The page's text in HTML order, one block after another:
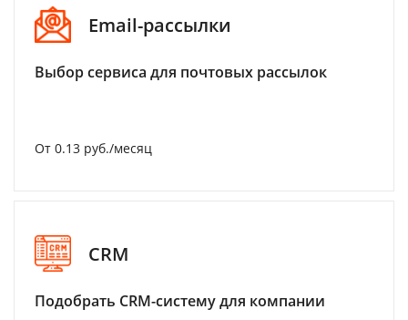
Email-рассылки
Выбор сервиса для почтовых рассылок
От 0.13 руб./месяц
CRM
Подобрать CRM-систему для компании